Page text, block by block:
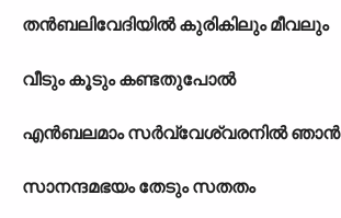
തൻബലിവേദിയിൽ കുരികിലും മീവലും
വീടും കൂടും കണ്ടതുപോൽ
എൻബലമാം സർവ്വേശ്വരനിൽ ഞാൻ
സാനന്ദമഭയം തേടും സതതം